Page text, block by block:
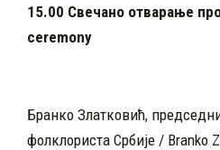
15.00 Свечано отварање
ceremony
Бранко Златковић,
фолклориста Србије / Branko